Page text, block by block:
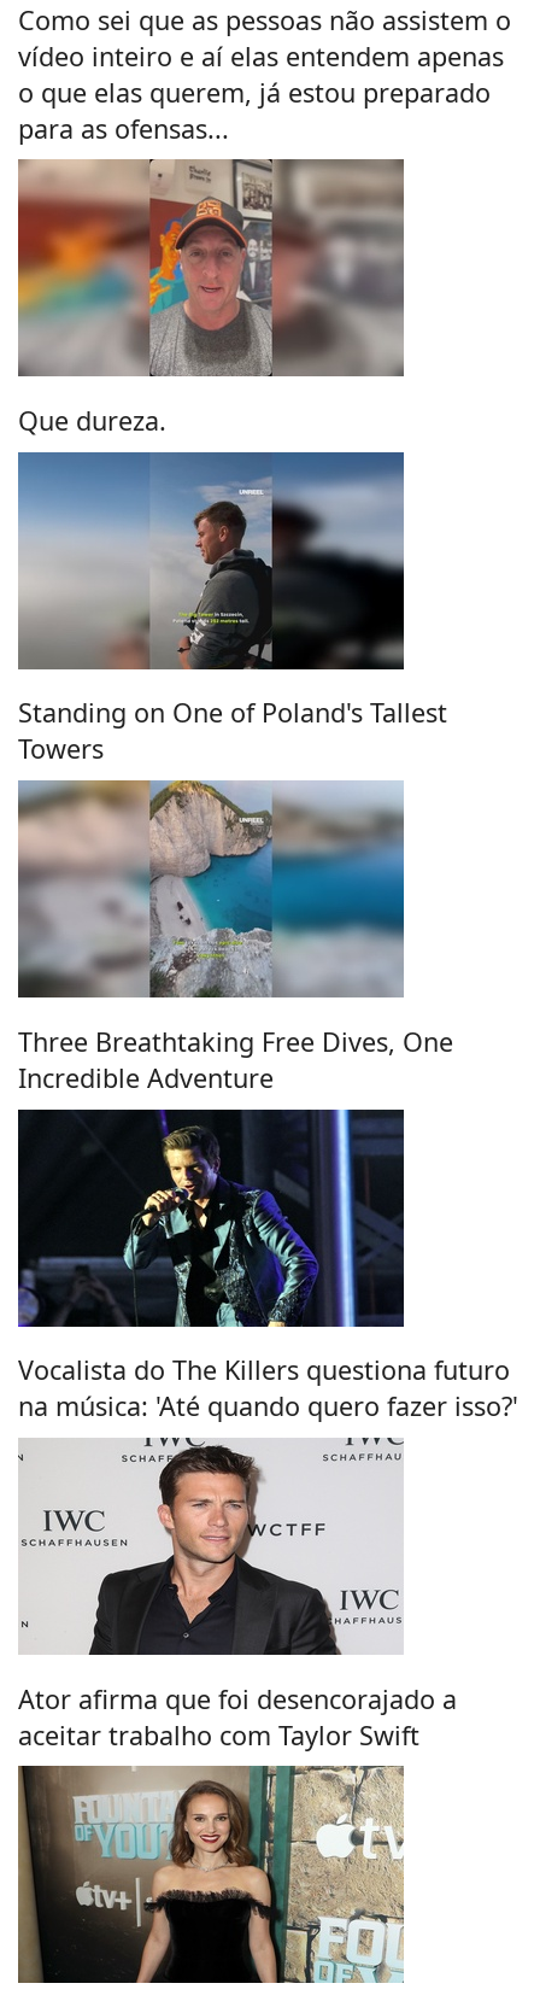
Como sei que as pessoas não assistem o
vídeo inteiro e aí elas entendem apenas
o que elas querem, já estou preparado
para as ofensas...
Que dureza.
Standing on One of Poland's Tallest
Towers
Three Breathtaking Free Dives, One
Incredible Adventure
Vocalista do The Killers questiona futuro
na música: 'Até quando quero fazer isso?'
Ator afirma que foi desencorajado a
aceitar trabalho com Taylor Swift